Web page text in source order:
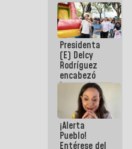
vayas a
escribir
hazlo hoy
por que no
sabemos si
la semana
que viene
hay
programa
Presidenta
(E) Delcy
Rodríguez
encabezó
lanzamiento
del Plan
Nacional de
Recreación
Vacacional
¡Alerta
Pueblo!
Entérese del